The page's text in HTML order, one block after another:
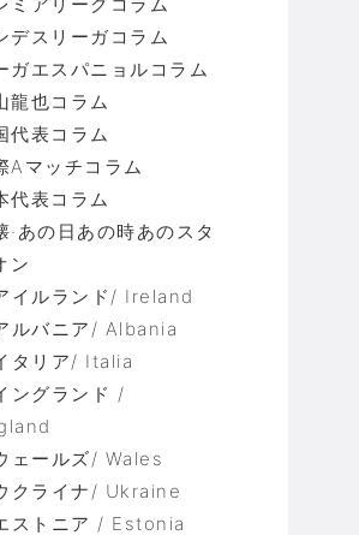
デスリーガコラム
ガエスパニョルコラム
龍也コラム
代表コラム
Aマッチコラム
代表コラム
·あの日あの時あのスタ
ン
イルランド/ Ireland
ルバニア/ Albania
タリア/ Italia
ングランド /
ェールズ/ Wales
クライナ/ Ukraine
ストニア / Estonia